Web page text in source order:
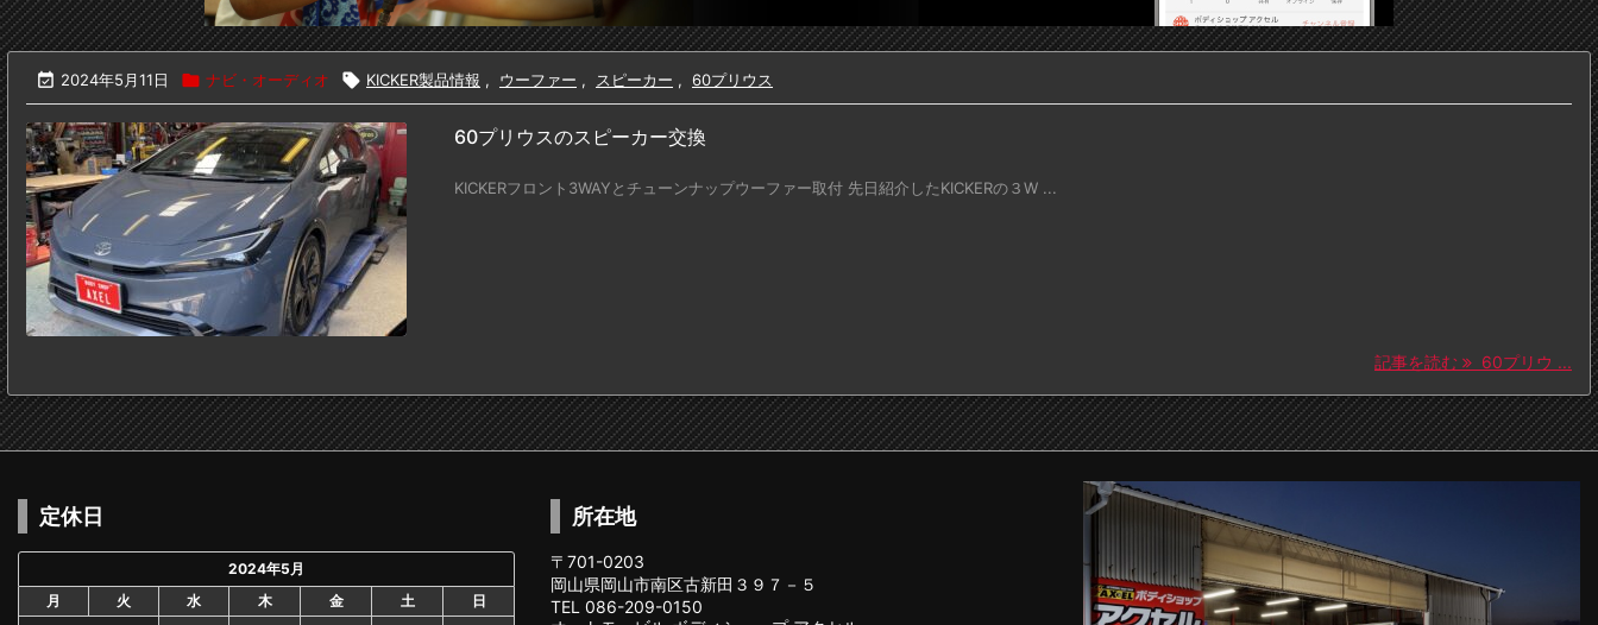
 2024年5月11日  ナビ・オーディオ  KICKER製品情報 , ウーファー , スピーカー , 60プリウス
60プリウスのスピーカー交換
KICKERフロント3WAYとチューンナップウーファー取付 先日紹介したKICKERの３W ...
記事を読む 60プリウ ...
定休日
2024年5月
月
火 水 木 金 土
日
所在地
〒701-0203
岡山県岡山市南区古新田３９７－５
TEL 086-209-0150